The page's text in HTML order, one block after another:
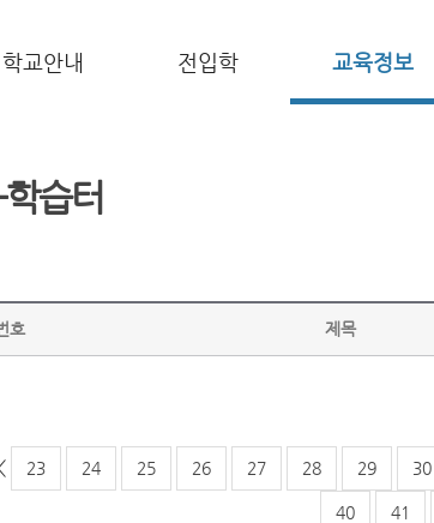
학교안내 전입학 교육정보
습터
호 제목
23 24 25 26 27 28 29 30
40 41